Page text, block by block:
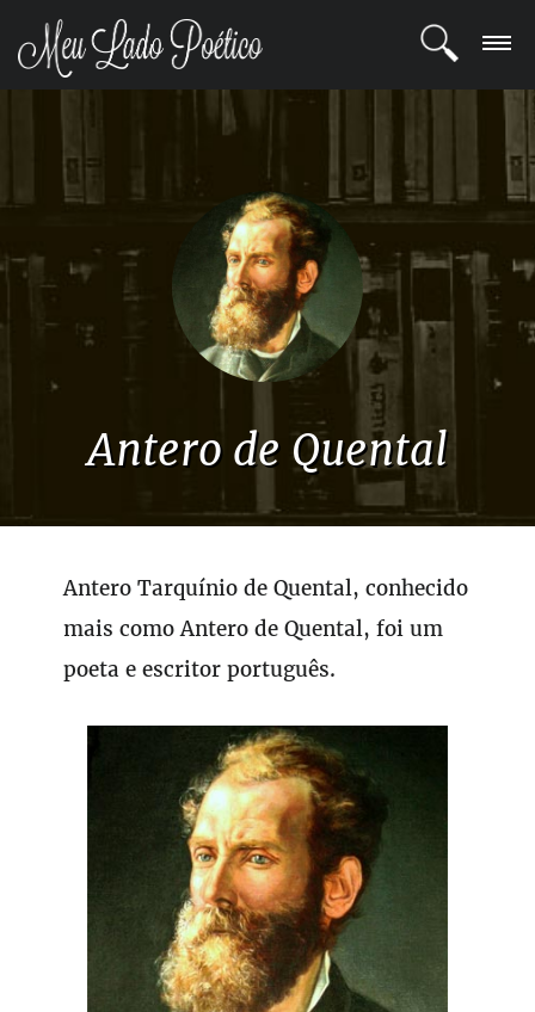
REGISTRO
Antero de Quental
Antero Tarquínio de Quental, conhecido
mais como Antero de Quental, foi um
poeta e escritor português.